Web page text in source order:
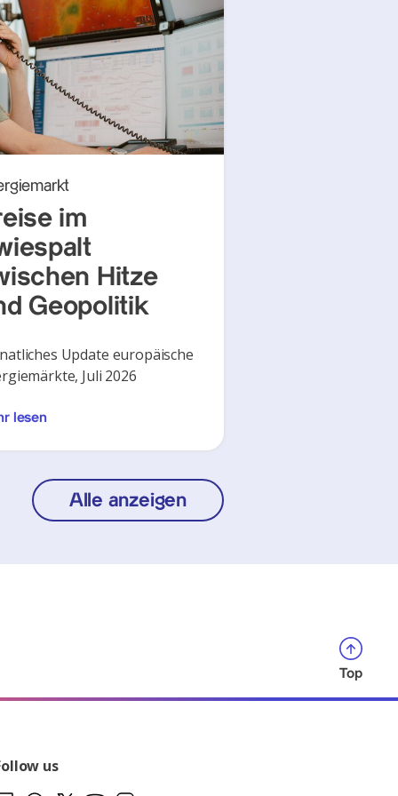
im
Hitze
Geopolitik
Update europäische
Juli 2026
lesen
Alle anzeigen
Top
us